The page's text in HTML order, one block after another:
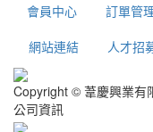
會員中心 訂單管
網站連結
人才招
Copyright © 葦慶興業有
公司資訊